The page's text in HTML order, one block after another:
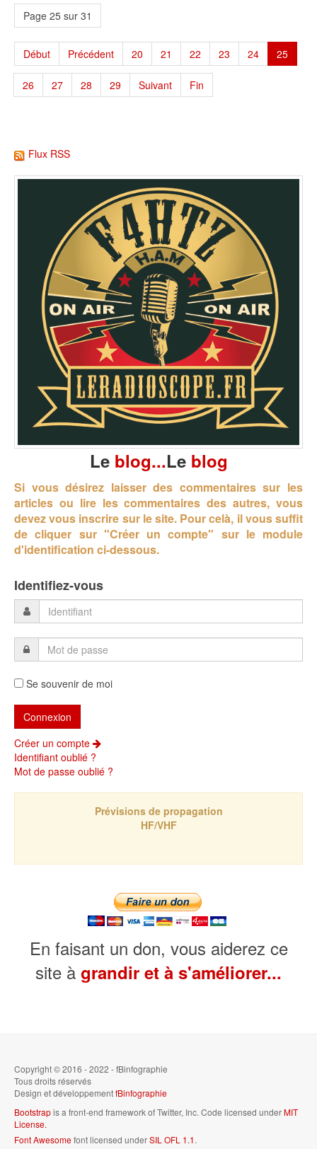
Page 25 sur 31
Début Précédent 20 21 22 23 24 25
26 27 28 29 Suivant Fin
Flux RSS
Le blog...Le blog
Si vous désirez laisser des commentaires sur les
articles ou lire les commentaires des autres, vous
devez vous inscrire sur le site. Pour celà, il vous suffit
de cliquer sur "Créer un compte" sur le module
d'identification ci-dessous.
Identifiez-vous
Se souvenir de moi
Créer un compte
Identifiant oublié ?
Mot de passe oublié ?
Prévisions de propagation
HF/VHF
En faisant un don, vous aiderez ce
site à grandir et à s'améliorer...
Copyright © 2016 - 2022 - fBinfographie
Tous droits réservés
Design et développementfBinfographie
Bootstrapis a front-end framework of Twitter, Inc. Code licensed underMIT
License.
Font Awesomefont licensed underSIL OFL 1.1.